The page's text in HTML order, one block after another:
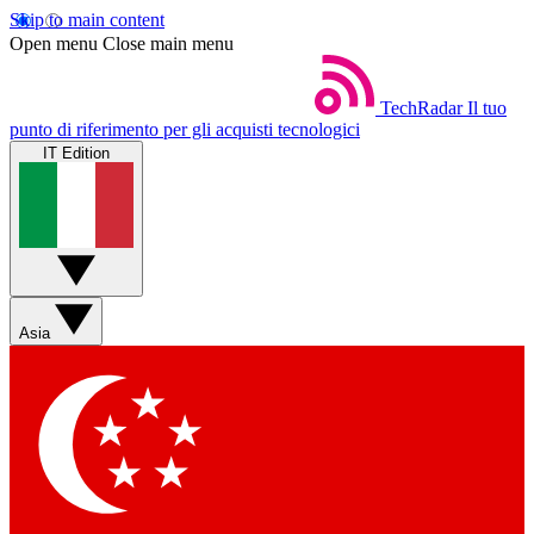
Skip to main content
Open menu Close main menu
TechRadar Il tuo
punto di riferimento per gli acquisti tecnologici
IT Edition
Asia